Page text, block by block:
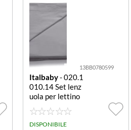
13BB0780599
Italbaby- 020.1
010.14 Set lenz
uola per lettino
Tinta Unita Gre
y completo
DISPONIBILE